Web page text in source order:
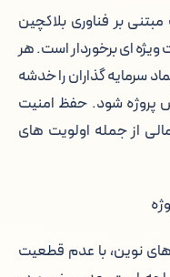
بر فناوری بلاکچین
ای برخوردار است. هر
سرمایه گذاران را خدشه
پروژه شود. حفظ امنیت
از جمله اولویت های
های نوین، با عدم قطعیت